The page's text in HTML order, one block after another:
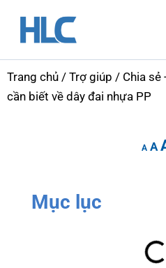
Trang chủ / Trợ giúp / Chia sẻ
cần biết về dây đai nhựa PP
Afont
A
Mục lục